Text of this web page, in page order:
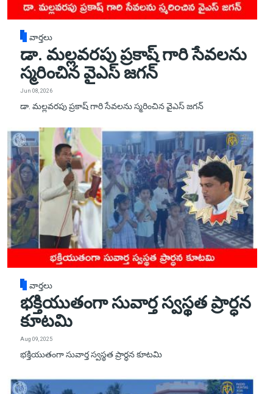
వార్తలు
డా. మల్లవరపు ప్రకాష్ గారి సేవలను
స్మరించిన వైఎస్ జగన్
Jun 08, 2026
డా. మల్లవరపు ప్రకాష్ గారి సేవలను స్మరించిన వైఎస్ జగన్
వార్తలు
భక్తియుతంగా సువార్త స్వస్థత ప్రార్ధన
కూటమి
Aug 09, 2025
భక్తియుతంగా సువార్త స్వస్థత ప్రార్ధన కూటమి